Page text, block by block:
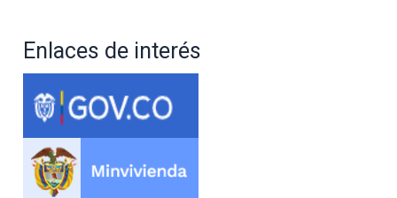
Enlaces de interés